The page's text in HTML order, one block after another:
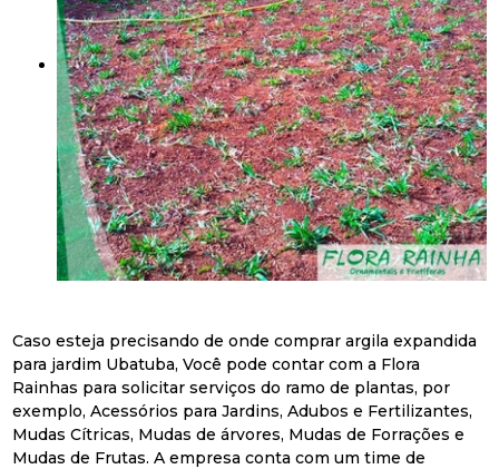
Caso esteja precisando de onde comprar argila expandida
para jardim Ubatuba, Você pode contar com a Flora
Rainhas para solicitar serviços do ramo de plantas, por
exemplo, Acessórios para Jardins, Adubos e Fertilizantes,
Mudas Cítricas, Mudas de árvores, Mudas de Forrações e
Mudas de Frutas. A empresa conta com um time de